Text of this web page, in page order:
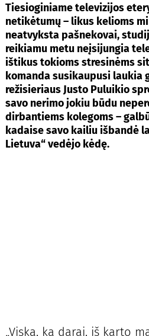
Tiesioginiame televizijos
netikėtumų – likus kelioms
neatvyksta pašnekovai,
reikiamu metu neįsijungia
ištikus tokioms stresinėms
komanda susikaupusi laukia
režisieriaus Justo Puluikio
savo nerimo jokiu būdu
dirbantiems kolegoms –
kadaise savo kailiu išbandė
Lietuva“ vedėjo kėdę.
„Viską, ką darai, iš karto